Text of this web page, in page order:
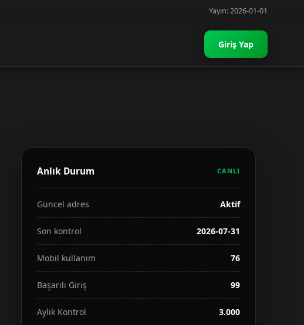
Yayın: 2026-01-01
Giriş Yap
Anlık Durum CANLI
Güncel adres Aktif
Son kontrol 2026-07-31
Mobil kullanım 76
Başarılı Giriş 99
Aylık Kontrol 3.000